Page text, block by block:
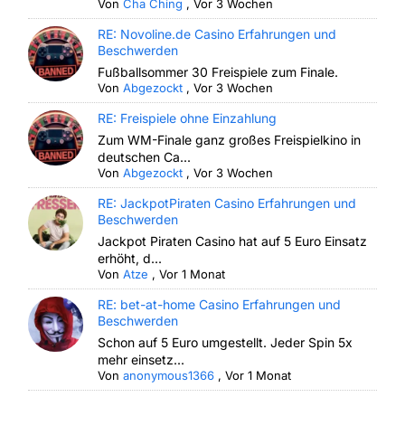
VonCha Ching ,Vor 3 Wochen
RE: Novoline.de Casino Erfahrungen und
Beschwerden
Fußballsommer 30 Freispiele zum Finale.
VonAbgezockt ,Vor 3 Wochen
RE: Freispiele ohne Einzahlung
Zum WM-Finale ganz großes Freispielkino in
deutschen Ca...
VonAbgezockt ,Vor 3 Wochen
RE: JackpotPiraten Casino Erfahrungen und
Beschwerden
Jackpot Piraten Casino hat auf 5 Euro Einsatz
erhöht, d...
VonAtze ,Vor 1 Monat
RE: bet-at-home Casino Erfahrungen und
Beschwerden
Schon auf 5 Euro umgestellt. Jeder Spin 5x
mehr einsetz...
Vonanonymous1366 ,Vor 1 Monat